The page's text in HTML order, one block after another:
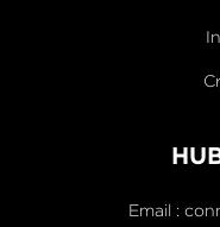
Email :